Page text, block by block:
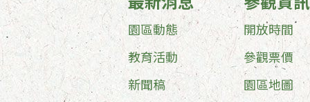
園區動態
教育活動
新聞稿
開放時間
參觀票價
園區地圖